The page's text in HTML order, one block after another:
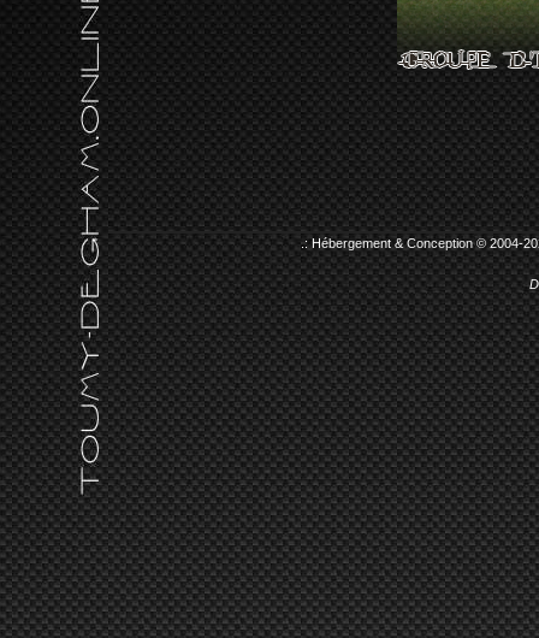
.: Hébergement & Conception © 2004-